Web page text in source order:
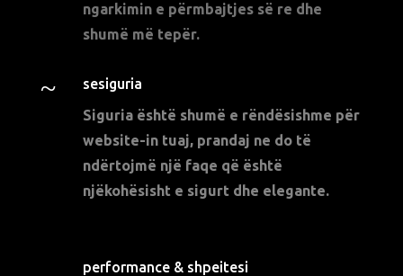
ngarkimin e përmbajtjes së re dhe
shumë më tepër.
~
sesiguria
Siguria është shumë e rëndësishme për
website-in tuaj, prandaj ne do të
ndërtojmë një faqe që është
njëkohësisht e sigurt dhe elegante.
performance & shpeitesi